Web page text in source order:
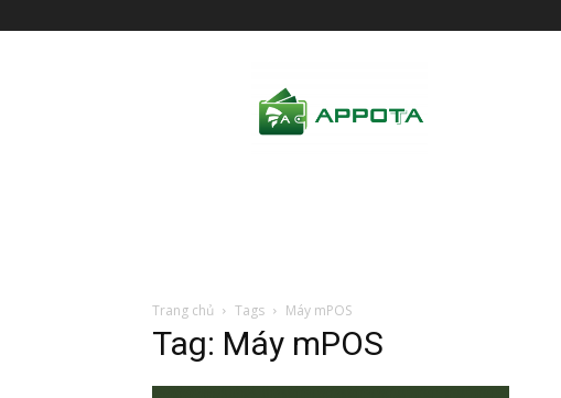
Trang chủ Tags Máy mPOS
Tag: Máy mPOS